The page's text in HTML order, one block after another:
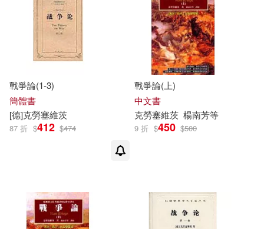
戰爭論(1-3)
簡體書
[德]克勞塞維茨
87 折 $412 $474
戰爭論(上)
中文書
克勞塞維茨 楊南芳等
9 折 $450 $500